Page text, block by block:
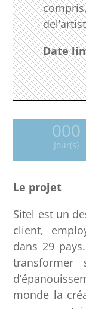
Date
000
Jour(s)
Le projet
Sitel est un
client,
dans 29
monde la